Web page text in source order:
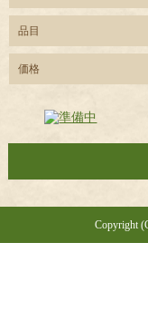
品目
価格
Copyright